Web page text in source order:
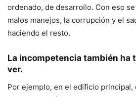
ordenado, de desarrollo. Con eso
malos manejos, la corrupción y el
haciendo el resto.
La incompetencia también ha
ver.
Por ejemplo, en el edificio principal,